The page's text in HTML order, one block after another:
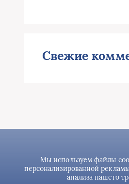
Свежие
Мы используем файлы
персонализированной
анализа нашего